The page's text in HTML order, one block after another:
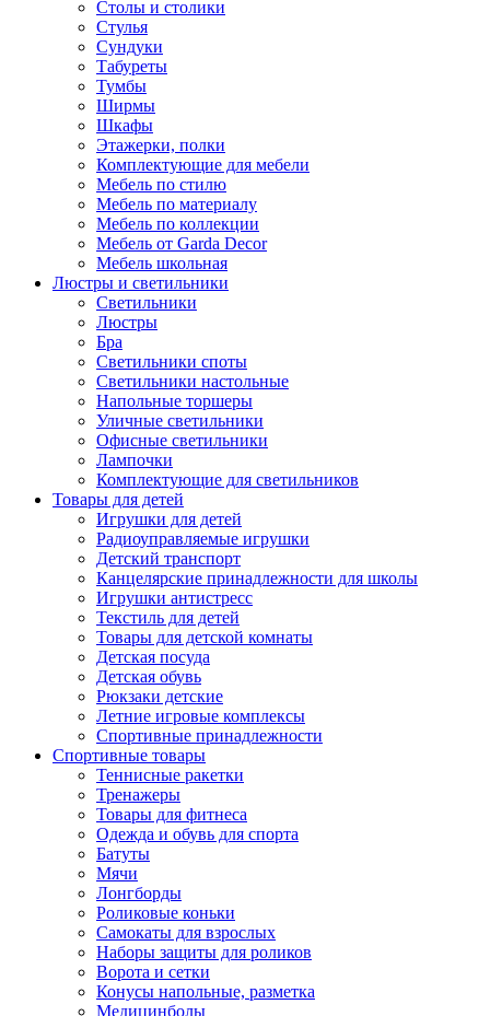
Столы и столики
Стулья
Сундуки
Табуреты
Тумбы
Ширмы
Шкафы
Этажерки, полки
Комплектующие для мебели
Мебель по стилю
Мебель по материалу
Мебель по коллекции
Мебель от Garda Decor
Мебель школьная
Люстры и светильники
Светильники
Люстры
Бра
Светильники споты
Светильники настольные
Напольные торшеры
Уличные светильники
Офисные светильники
Лампочки
Комплектующие для светильников
Товары для детей
Игрушки для детей
Радиоуправляемые игрушки
Детский транспорт
Канцелярские принадлежности для школы
Игрушки антистресс
Текстиль для детей
Товары для детской комнаты
Детская посуда
Детская обувь
Рюкзаки детские
Летние игровые комплексы
Спортивные принадлежности
Спортивные товары
Теннисные ракетки
Тренажеры
Товары для фитнеса
Одежда и обувь для спорта
Батуты
Мячи
Лонгборды
Роликовые коньки
Самокаты для взрослых
Наборы защиты для роликов
Ворота и сетки
Конусы напольные, разметка
Медицинболы